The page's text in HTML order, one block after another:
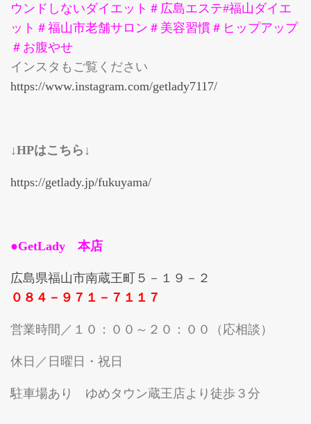
ウンドしないダイエット＃広島エステ#福山ダイエ
ット＃福山市老舗サロン＃美容習慣＃ヒップアップ
＃お腹やせ
インスタもご覧ください
https://www.instagram.com/getlady7117/
↓HPはこちら↓
https://getlady.jp/fukuyama/
●GetLady 本店
広島県福山市南蔵王町５－１９－２
０８４－９７１－７１１７
営業時間／１０：００～２０：００（応相談）
休日／日曜日・祝日
駐車場あり ゆめタウン蔵王店より徒歩３分